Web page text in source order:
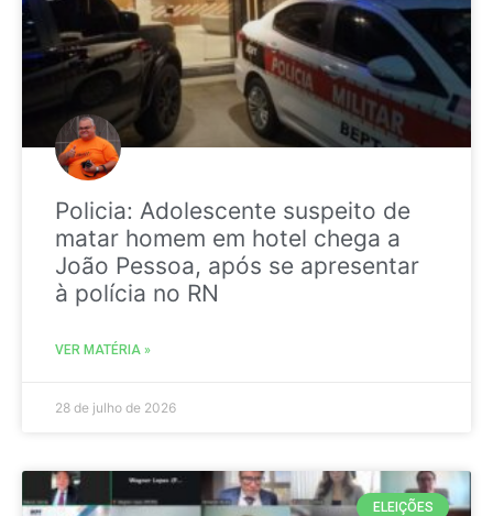
Policia: Adolescente suspeito de
matar homem em hotel chega a
João Pessoa, após se apresentar
à polícia no RN
VER MATÉRIA »
28 de julho de 2026
ELEIÇÕES